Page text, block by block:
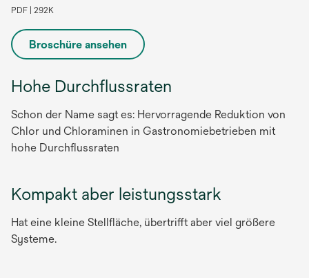
PDF | 292K
Broschüre ansehen
wird
einer
Registerkarte
geöffnet
Hohe Durchflussraten
Schon der Name sagt es: Hervorragende Reduktion von
Chlor und Chloraminen in Gastronomiebetrieben mit
hohe Durchflussraten
Kompakt aber leistungsstark
Hat eine kleine Stellfläche, übertrifft aber viel größere
Systeme.